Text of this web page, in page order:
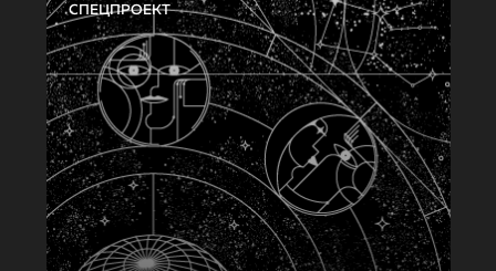
СПЕЦПРОЕКТ